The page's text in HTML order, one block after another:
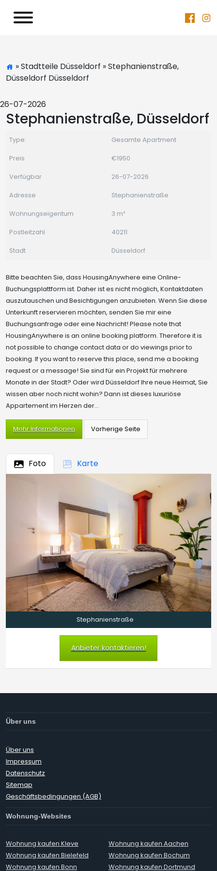
» Stadtteile Düsseldorf » Stephanienstraße,
Düsseldorf Düsseldorf
26-07-2026
Stephanienstraße, Düsseldorf
Type:
Gesamte Apartment
Preis
€1950
Verfügbar
26-07-2026
Adresse
Stephanienstraße
Wohnungseigentum
3 m²
Postleitzahl
40211
Stadt
Düsseldorf
Bitte beachten Sie, dass HousingAnywhere eine Online-
Buchungsplattform ist. Daher ist es nicht möglich, Kontaktdaten
auszutauschen und Besichtigungen anzubieten. Wenn Sie diese
Unterkunft reservieren möchten, senden Sie mir eine
Buchungsanfrage oder eine Nachricht! Please note that
HousingAnywhere is an online booking platform. Therefore it is
not possible to change contact data or do viewings prior to
booking. If you want to reserve this place, send me a booking
request or a message! Sie sind für ein Projekt für mehrere
Monate in der Stadt? Oder wird Düsseldorf Ihre neue Heimat, Sie
wissen aber noch nicht wohin? Dann ist dieses luxuriöse
Appartement im Herzen der...
Mehr Informationen
Foto Karte
Stephanienstraße
Anbieter kontaktieren!
Über uns
Über uns
Impressum
Datenschutz
Sitemap
Geschäftsbedingungen (AGB)
Wohnung-Websites
Wohnung kaufen Kleve
Wohnung kaufen Aachen
Wohnung kaufen Bielefeld
Wohnung kaufen Bochum
Wohnung kaufen Bonn
Wohnung kaufen Dortmund